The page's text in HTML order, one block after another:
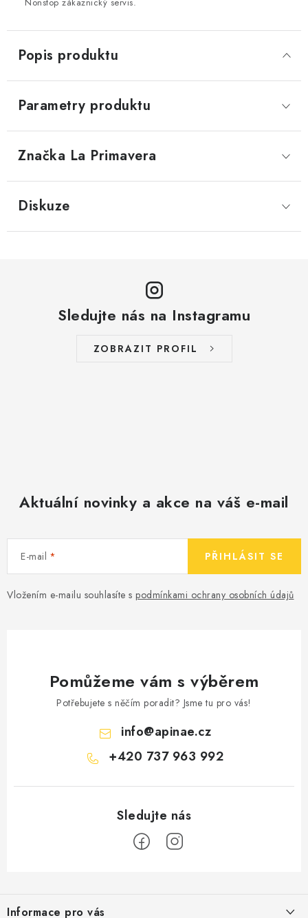
Popis produktu
Parametry produktu
Značka La Primavera
Diskuze
Sledujte nás na Instagramu
ZOBRAZIT PROFIL
Aktuální novinky a akce na váš e-mail
E-mail
Vložením e-mailu souhlasíte s podmínkami ochrany osobních údajů
PŘIHLÁSIT SE
Pomůžeme vám s výběrem
Potřebujete s něčím poradit? Jsme tu pro vás!
info@apinae.cz
+420 737 963 992
Informace pro vás